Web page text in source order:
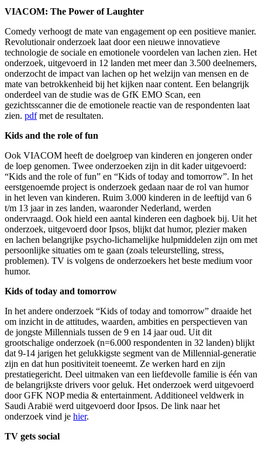
VIACOM: The Power of Laughter
Comedy verhoogt de mate van engagement op een positieve manier.
Revolutionair onderzoek laat door een nieuwe innovatieve
technologie de sociale en emotionele voordelen van lachen zien. Het
onderzoek, uitgevoerd in 12 landen met meer dan 3.500 deelnemers,
onderzocht de impact van lachen op het welzijn van mensen en de
mate van betrokkenheid bij het kijken naar content. Een belangrijk
onderdeel van de studie was de GfK EMO Scan, een
gezichtsscanner die de emotionele reactie van de respondenten laat
zien. pdfmet de resultaten.
Kids and the role of fun
Ook VIACOM heeft de doelgroep van kinderen en jongeren onder
de loep genomen. Twee onderzoeken zijn in dit kader uitgevoerd:
“Kids and the role of fun” en “Kids of today and tomorrow”. In het
eerstgenoemde project is onderzoek gedaan naar de rol van humor
in het leven van kinderen. Ruim 3.000 kinderen in de leeftijd van 6
t/m 13 jaar in zes landen, waaronder Nederland, werden
ondervraagd. Ook hield een aantal kinderen een dagboek bij. Uit het
onderzoek, uitgevoerd door Ipsos, blijkt dat humor, plezier maken
en lachen belangrijke psycho-lichamelijke hulpmiddelen zijn om met
persoonlijke situaties om te gaan (zoals teleurstelling, stress,
problemen). TV is volgens de onderzoekers het beste medium voor
humor.
Kids of today and tomorrow
In het andere onderzoek “Kids of today and tomorrow” draaide het
om inzicht in de attitudes, waarden, ambities en perspectieven van
de jongste Millennials tussen de 9 en 14 jaar oud. Uit dit
grootschalige onderzoek (n=6.000 respondenten in 32 landen) blijkt
dat 9-14 jarigen het gelukkigste segment van de Millennial-generatie
zijn en dat hun positiviteit toeneemt. Ze werken hard en zijn
prestatiegericht. Deel uitmaken van een liefdevolle familie is één van
de belangrijkste drivers voor geluk. Het onderzoek werd uitgevoerd
door GFK NOP media & entertainment. Additioneel veldwerk in
Saudi Arabië werd uitgevoerd door Ipsos. De link naar het
onderzoek vind je hier.
TV gets social